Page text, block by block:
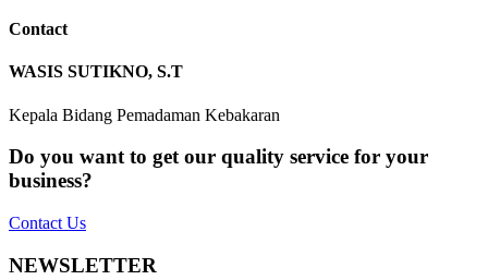
Contact
WASIS SUTIKNO, S.T
Kepala Bidang Pemadaman Kebakaran
Do you want to get our quality service for your
business?
Contact Us
NEWSLETTER